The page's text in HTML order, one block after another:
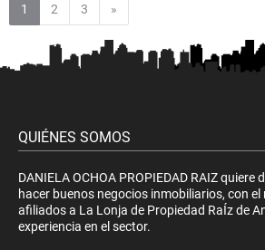
1 2 3 »
QUIÉNES SOMOS
DANIELA OCHOA PROPIEDAD RAIZ
hacer buenos negocios inmobiliarios, con
afiliados a La Lonja de Propiedad RaÍz de
experiencia en el sector.